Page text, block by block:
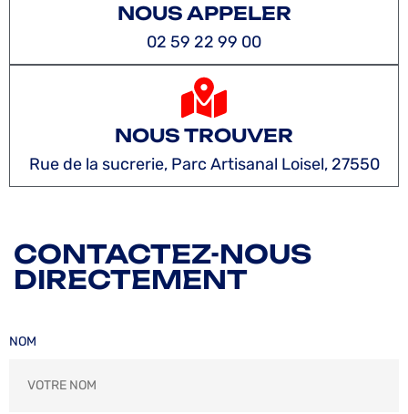
NOUS APPELER
02 59 22 99 00
NOUS TROUVER
Rue de la sucrerie, Parc Artisanal Loisel, 27550
CONTACTEZ-NOUS
DIRECTEMENT
NOM